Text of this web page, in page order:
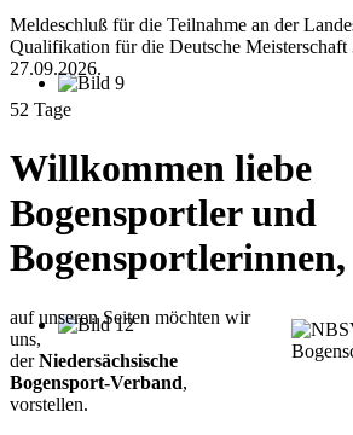
Meldeschluß für die Teilnahme an der
Qualifikation für die Deutsche Meisterschaft
27.09.2026.
52 Tage
Willkommen liebe
Bogensportler und
Bogensportlerinnen,
auf unseren Seiten möchten wir
uns,
derNiedersächsische
Bogensport-Verband,
vorstellen.